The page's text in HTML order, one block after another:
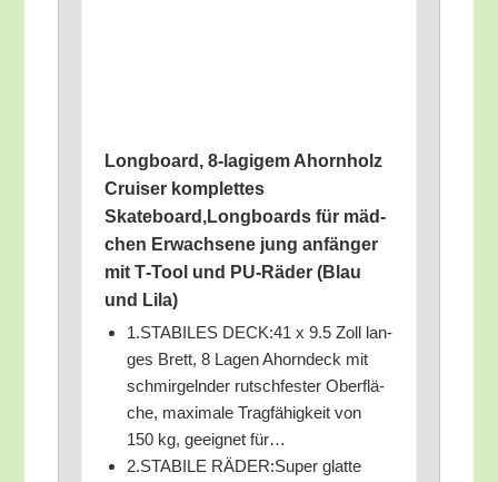
Long­board, 8‑lagigem Ahorn­holz
Crui­ser kom­plet­tes
Skateboard,Longboards für mäd­
chen Erwach­se­ne jung anfän­ger
mit T‑Tool und PU-Räder (Blau
und Lila)
1.STABILES DECK:41 x 9.5 Zoll lan­
ges Brett, 8 Lagen Ahorn­deck mit
schmir­geln­der rutsch­fes­ter Ober­flä­
che, maxi­ma­le Trag­fä­hig­keit von
150 kg, geeig­net für…
2.STABILE RÄDER:Super glat­te